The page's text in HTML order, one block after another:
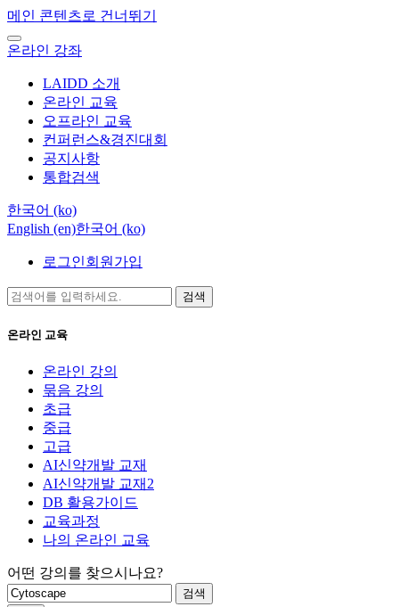
메인 콘텐츠로 건너뛰기
온라인 강좌
LAIDD 소개
온라인 교육
오프라인 교육
컨퍼런스&경진대회
공지사항
통합검색
한국어 ‎(ko)‎
English ‎(en)‎한국어 ‎(ko)‎
로그인회원가입
검색
온라인 교육
온라인 강의
묶음 강의
초급
중급
고급
AI신약개발 교재
AI신약개발 교재2
DB 활용가이드
교육과정
나의 온라인 교육
어떤 강의를 찾으시나요?